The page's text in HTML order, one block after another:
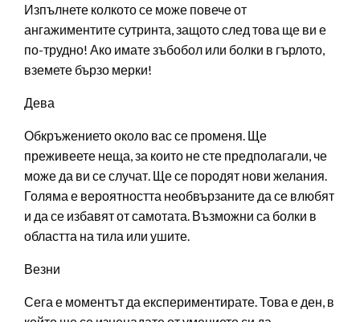
Изпълнете колкото се може повече от
ангажиментите сутринта, защото след това ще ви е
по-трудно! Ако имате зъбобол или болки в гърлото,
вземете бързо мерки!
Дева
Обкръжението около вас се променя. Ще
преживеете неща, за които не сте предполагали, че
може да ви се случат. Ще се породят нови желания.
Голяма е вероятността необвързаните да се влюбят
и да се избавят от самотата. Възможни са болки в
областта на тила или ушите.
Везни
Сега е моментът да експериментирате. Това е ден, в